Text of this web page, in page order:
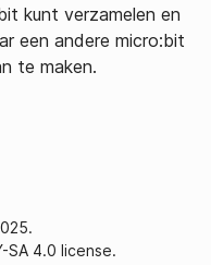
kunt verzamelen en
een andere micro:bit
te maken.
SA 4.0 license.